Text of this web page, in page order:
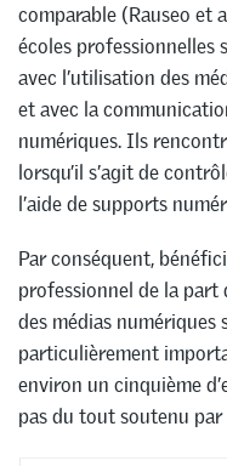
comparable (Rauseo et
écoles professionnelles
avec l’utilisation des
et avec la
numériques. Ils
lorsqu’il s’agit de
l’aide de supports
Par conséquent,
professionnel de la part
des médias numériques
particulièrement
environ un cinquième
pas du tout soutenu